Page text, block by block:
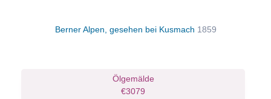
Berner Alpen, gesehen bei Kusmach 1859
Ölgemälde
€3079